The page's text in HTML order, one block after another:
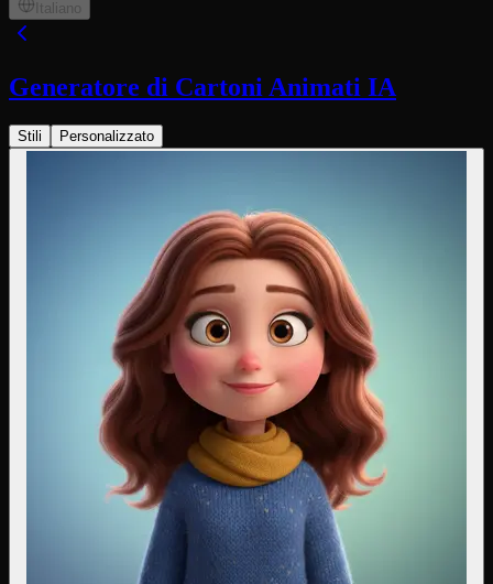
Italiano
Generatore di Cartoni Animati IA
Stili Personalizzato